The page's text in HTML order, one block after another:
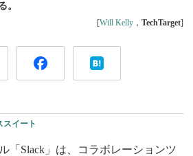
。
[Will Kelly ， TechTarget]
スイート
「Slack」は、コラボレーションツ